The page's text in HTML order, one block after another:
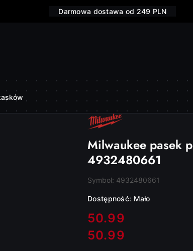
Darmowa dostawa od 249 PLN
NAZWA
PRODUCENTA:
MILWAUKEE
Milwaukee pasek
4932480661
Symbol: 4932480661
Dostępność: Mało
cena:
50.99
Cena:
50.99